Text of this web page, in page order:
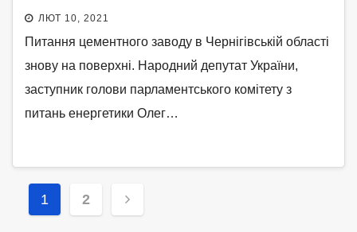
ЛЮТ 10, 2021
Питання цементного заводу в Чернігівській області
знову на поверхні. Народний депутат України,
заступник голови парламентського комітету з
питань енергетики Олег…
Навігація
1 2